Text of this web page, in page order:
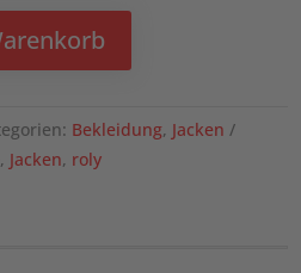
Bekleidung, Jacken
, Jacken, roly